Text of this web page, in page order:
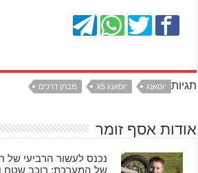
תגיות יוסאנג יוסאנג X5 מבחן דרכים
אודות אסף זומר
נכנס לעשור הרביעי של
של המערכת; רוכב שטח